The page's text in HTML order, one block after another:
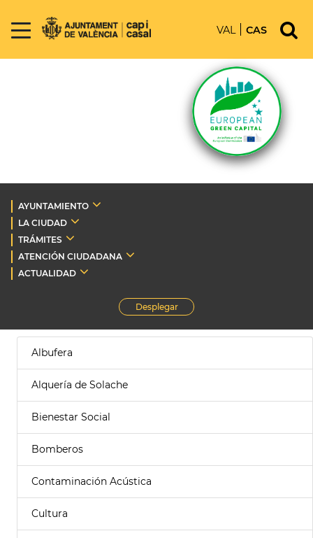
VAL CAS
AYUNTAMIENTO
LA CIUDAD
TRÁMITES
ATENCIÓN CIUDADANA
ACTUALIDAD
Desplegar
Albufera
Alquería de Solache
Bienestar Social
Bomberos
Contaminación Acústica
Cultura